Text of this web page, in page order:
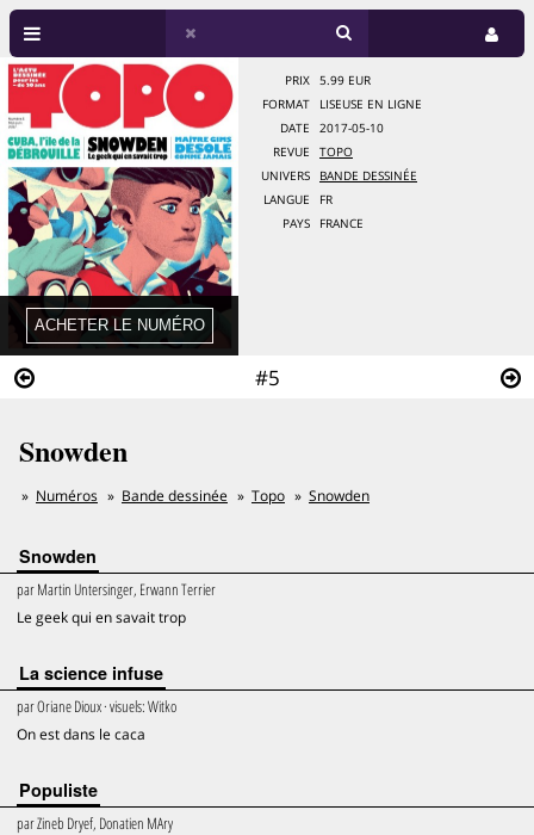
#5
PRIX
5.99 EUR
FORMAT
LISEUSE EN LIGNE
DATE
2017-05-10
REVUE
TOPO
UNIVERS
BANDE DESSINÉE
LANGUE
FR
PAYS
FRANCE
Snowden
Numéros Bande dessinée Topo Snowden
Snowden
parMartin Untersinger, Erwann Terrier
Le geek qui en savait trop
La science infuse
parOriane Dioux· visuels:Witko
On est dans le caca
Populiste
parZineb Dryef, Donatien MAry